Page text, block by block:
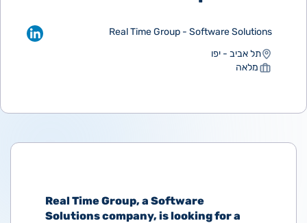
Real Time Group - Software Solutions
תל אביב - יפו
מלאה
Real Time Group, a Software
Solutions company, is looking for a